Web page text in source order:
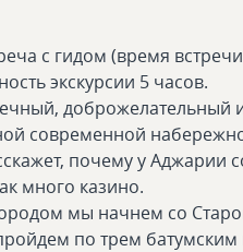
с гидом (время
экскурсии 5 часов.
доброжелательный
современной
почему у Аджарии
много казино.
мы начнем со
по трем